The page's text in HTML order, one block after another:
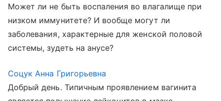
Может ли не быть воспаления во влагалище при
низком иммунитете? И вообще могут ли
заболевания, характерные для женской половой
системы, зудеть на анусе?
Соцук Анна Григорьевна
Добрый день. Типичным проявлением вагинита